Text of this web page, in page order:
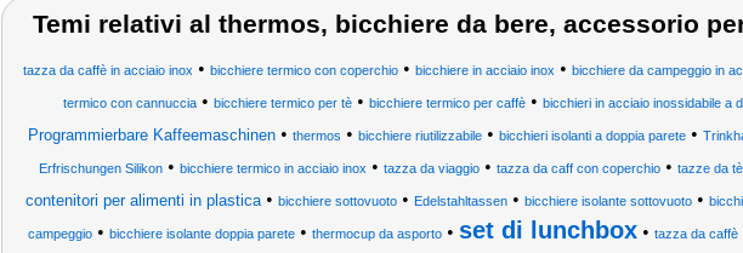
Temi relativi al thermos, bicchiere da bere, accessorio
tazza da caffè in acciaio inox • bicchiere termico con coperchio • bicchiere in acciaio inox • bicchiere da campeggio in
termico con cannuccia • bicchiere termico per tè • bicchiere termico per caffè • bicchieri in acciaio inossidabile a
Programmierbare Kaffeemaschinen• thermos • bicchiere riutilizzabile• bicchieri isolanti a doppia parete•
Erfrischungen Silikon• bicchiere termico in acciaio inox • tazza da viaggio• tazza da caff con coperchio• tazze da
contenitori per alimenti in plastica• bicchiere sottovuoto• Edelstahltassen• bicchiere isolante sottovuoto•
campeggio• bicchiere isolante doppia parete• thermocup da asporto• set di lunchbox• tazza da caffè